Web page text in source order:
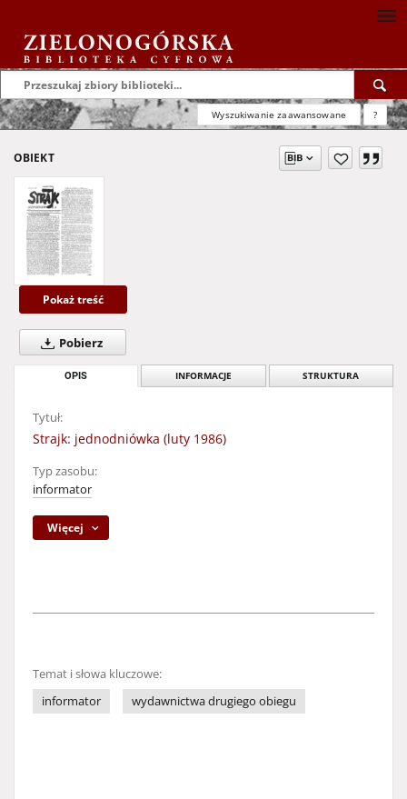
Wyszukiwanie zaawansowane ?
OBIEKT
Pokaż treść
Pobierz
OPIS INFORMACJE STRUKTURA
Tytuł:
Strajk: jednodniówka (luty 1986)
Typ zasobu:
informator
Więcej
Temat i słowa kluczowe:
informator
wydawnictwa drugiego obiegu